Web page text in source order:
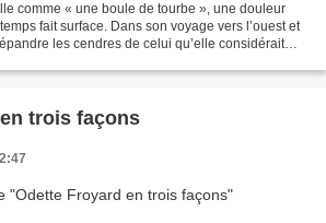
comme « une boule de tourbe », une douleur
fait surface. Dans son voyage vers l’ouest et
les cendres de celui qu’elle considérait
trois façons